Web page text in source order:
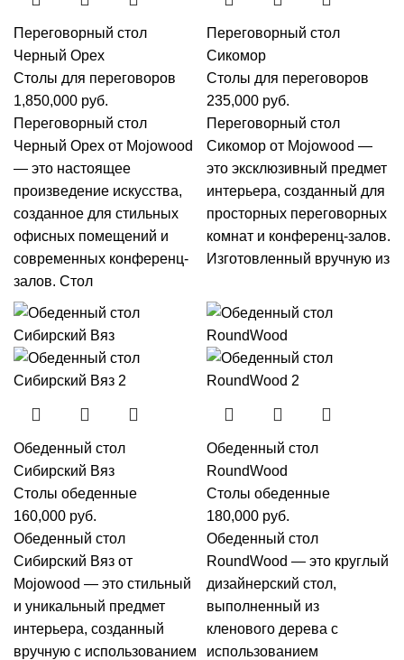
Переговорный стол
Черный Орех
Столы для переговоров
1,850,000 руб.
Переговорный стол
Черный Орех от Mojowood
— это настоящее
произведение искусства,
созданное для стильных
офисных помещений и
современных конференц-
залов. Стол
Переговорный стол
Сикомор
Столы для переговоров
235,000 руб.
Переговорный стол
Сикомор от Mojowood —
это эксклюзивный предмет
интерьера, созданный для
просторных переговорных
комнат и конференц-залов.
Изготовленный вручную из
Обеденный стол
Сибирский Вяз
Столы обеденные
160,000 руб.
Обеденный стол
Сибирский Вяз от
Mojowood — это стильный
и уникальный предмет
интерьера, созданный
вручную с использованием
Обеденный стол
RoundWood
Столы обеденные
180,000 руб.
Обеденный стол
RoundWood — это круглый
дизайнерский стол,
выполненный из
кленового дерева с
использованием